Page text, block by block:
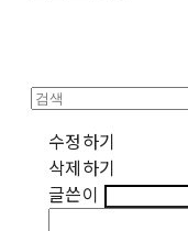
수정하기
삭제하기
글쓴이